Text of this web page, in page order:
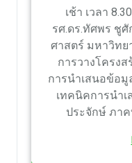
เช้า เวลา
รศ.ดร.ทัศพร ชู
ศาสตร์ มหาวิท
การวางโครง
การนำเสนอข้อมู
เทคนิคการนำ
ประจักษ์ ภาค